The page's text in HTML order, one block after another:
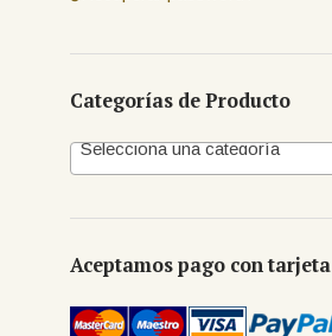
Categorías de Producto
Selecciona una categoría
Aceptamos pago con tarjeta